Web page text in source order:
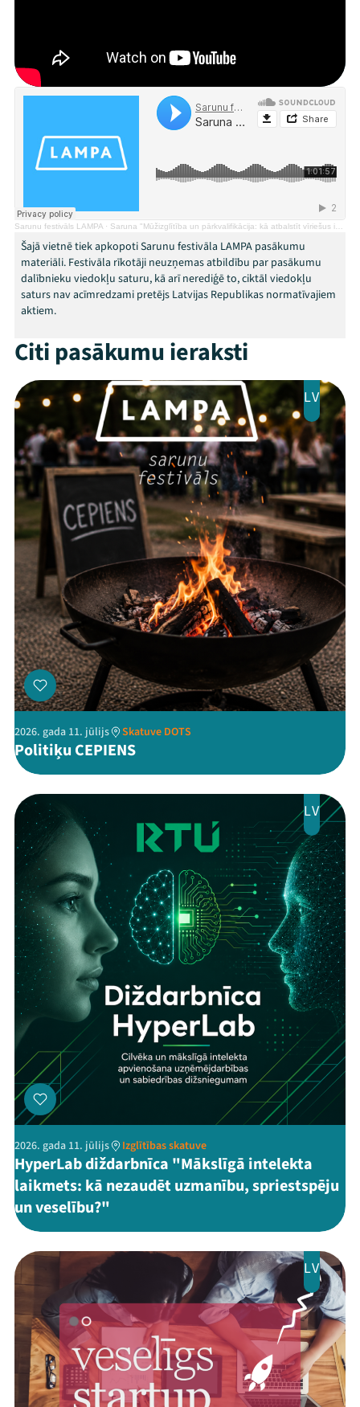
Festivāls
Programma
Arhīvs
Viņi bija LAMPĀ 2026
Ziedo
Veikals
Kontakti
FacebookYoutube
X Instagram
Flick TikTok
Sarunu festivāls LAMPA · Saruna "Mūžizglītība un pārkvalifikācija: kā atbalstīt vīriešus izglītībā?"
Šajā vietnē tiek apkopoti Sarunu festivāla LAMPA pasākumu
materiāli. Festivāla rīkotāji neuzņemas atbildību par pasākumu
dalībnieku viedokļu saturu, kā arī nerediģē to, ciktāl viedokļu
saturs nav acīmredzami pretējs Latvijas Republikas normatīvajiem
aktiem.
Citi pasākumu ieraksti
LV
2026. gada 11. jūlijs Skatuve DOTS
Politiķu CEPIENS
LV
2026. gada 11. jūlijs Izglītības skatuve
HyperLab diždarbnīca "Mākslīgā intelekta
laikmets: kā nezaudēt uzmanību, spriestspēju
un veselību?"
LV